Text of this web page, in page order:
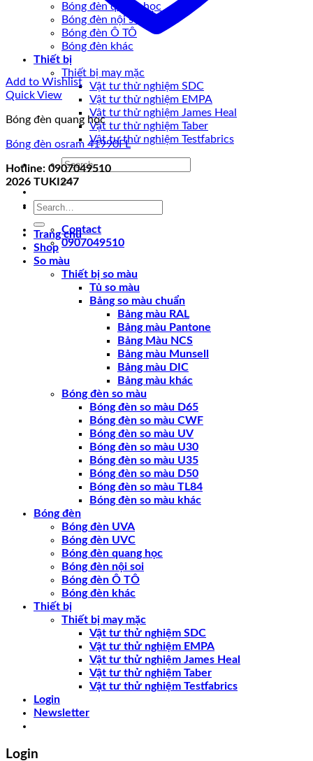
Bóng đèn quang học
Bóng đèn nội soi
Bóng đèn Ô TÔ
Bóng đèn khác
Thiết bị
Thiết bị may mặc
Vật tư thử nghiệm SDC
Vật tư thử nghiệm EMPA
Vật tư thử nghiệm James Heal
Vật tư thử nghiệm Taber
Vật tư thử nghiệm Testfabrics
Search
for:
Contact
0907049510
Add to Wishlist
Quick View
Bóng đèn quang học
Bóng đèn osram 41990FL
Hotline: 0907049510
2026 TUKI247
Search
Trang chủ
Shop
So màu
Thiết bị so màu
Tủ so màu
Bảng so màu chuẩn
Bảng màu RAL
Bảng màu Pantone
Bảng Màu NCS
Bảng màu Munsell
Bảng màu DIC
Bảng màu khác
Bóng đèn so màu
Bóng đèn so màu D65
Bóng đèn so màu CWF
Bóng đèn so màu UV
Bóng đèn so màu U30
Bóng đèn so màu U35
Bóng đèn so màu D50
Bóng đèn so màu TL84
Bóng đèn so màu khác
Bóng đèn
Bóng đèn UVA
Bóng đèn UVC
Bóng đèn quang học
Bóng đèn nội soi
Bóng đèn Ô TÔ
Bóng đèn khác
Thiết bị
Thiết bị may mặc
Vật tư thử nghiệm SDC
Vật tư thử nghiệm EMPA
Vật tư thử nghiệm James Heal
Vật tư thử nghiệm Taber
Vật tư thử nghiệm Testfabrics
Login
Newsletter
Login